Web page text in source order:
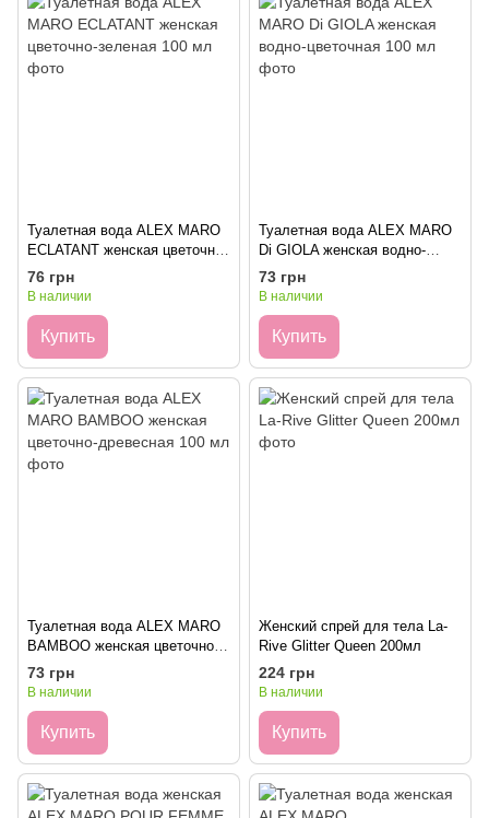
Туалетная вода ALEX MARO
ECLATANT женская цветочно-
зеленая 100 мл
76 грн
В наличии
Купить
Туалетная вода ALEX MARO
Di GIOLA женская водно-
цветочная 100 мл
73 грн
В наличии
Купить
Туалетная вода ALEX MARO
BAMBOO женская цветочно-
древесная 100 мл
73 грн
В наличии
Купить
Женский спрей для тела La-
Rive Glitter Queen 200мл
224 грн
В наличии
Купить